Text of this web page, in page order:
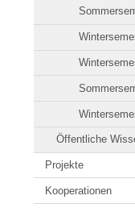
Öffentliche
Projekte
Kooperationen